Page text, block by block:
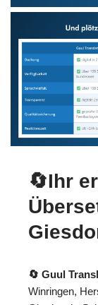
🔄Ihr
🔄 Guul
Winringen,